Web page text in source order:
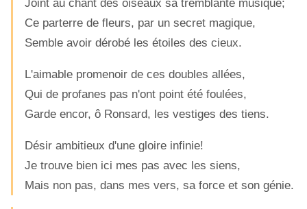
Joint au chant des oiseaux sa tremblante musique;
Ce parterre de fleurs, par un secret magique,
Semble avoir dérobé les étoiles des cieux.
L'aimable promenoir de ces doubles allées,
Qui de profanes pas n'ont point été foulées,
Garde encor, ô Ronsard, les vestiges des tiens.
Désir ambitieux d'une gloire infinie!
Je trouve bien ici mes pas avec les siens,
Mais non pas, dans mes vers, sa force et son génie.